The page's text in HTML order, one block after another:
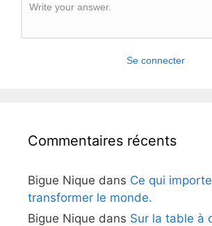
Write your answer.
Se connecter
Commentaires récents
Bigue Nique dans Ce qui
transformer le monde.
Bigue Nique dans Sur la table à